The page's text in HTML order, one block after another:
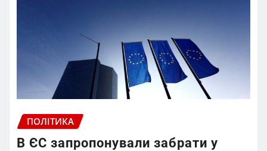
ПОЛІТИКА
В ЄС запропонували забрати у